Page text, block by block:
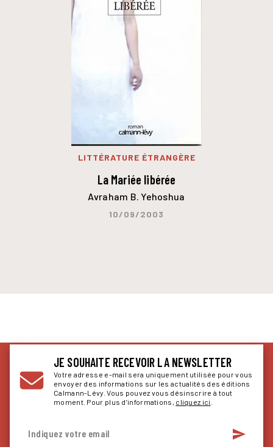
LITTÉRATURE ÉTRANGÈRE
La Mariée libérée
Avraham B. Yehoshua
10/09/2003
JE SOUHAITE RECEVOIR LA NEWSLETTER
Votre adresse e-mail sera uniquement utilisée pour vous
envoyer des informations sur les actualités des éditions
Calmann-Lévy. Vous pouvez vous désinscrire à tout
moment. Pour plus d’informations, cliquez ici
Indiquez votre email send